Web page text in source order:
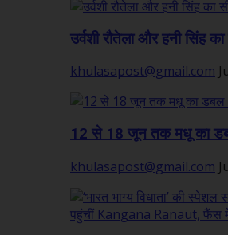
उर्वशी रौतेला और हनी सिंह
khulasapost@gmail.com
12 से 18 जून तक मधू का
khulasapost@gmail.com